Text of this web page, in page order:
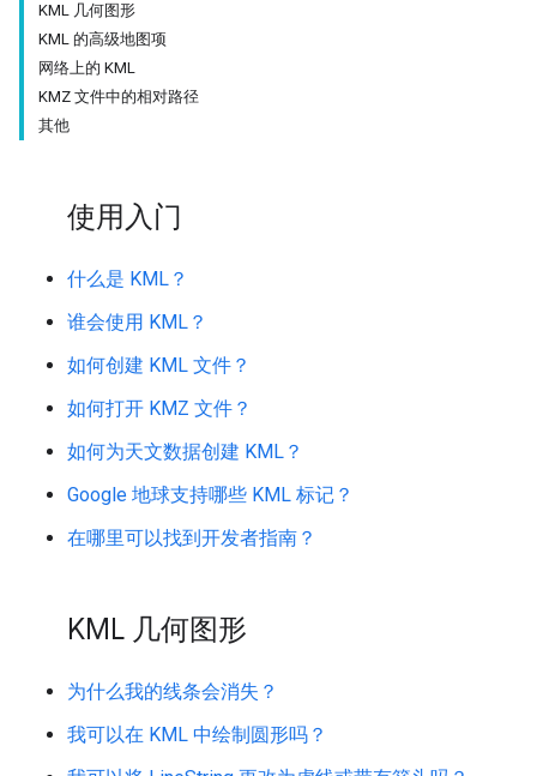
KML 几何图形
KML 的高级地图项
网络上的 KML
KMZ 文件中的相对路径
其他
使用入门
什么是 KML？
谁会使用 KML？
如何创建 KML 文件？
如何打开 KMZ 文件？
如何为天文数据创建 KML？
Google 地球支持哪些 KML 标记？
在哪里可以找到开发者指南？
KML 几何图形
为什么我的线条会消失？
我可以在 KML 中绘制圆形吗？